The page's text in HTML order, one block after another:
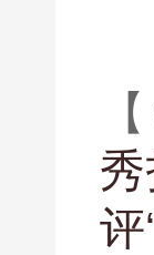
评